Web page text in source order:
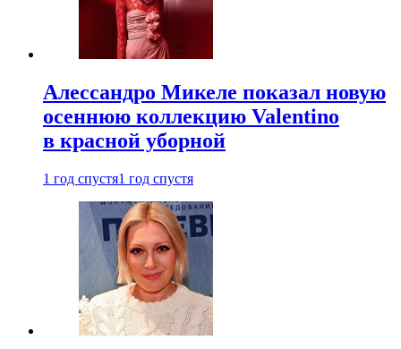
Алессандро Микеле показал новую
осеннюю коллекцию Valentino
в красной уборной
1 год спустя1 год спустя